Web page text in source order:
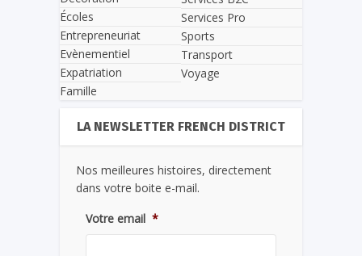
Écoles
Entrepreneuriat
Evènementiel
Expatriation
Famille
Services Pro
Sports
Transport
Voyage
LA NEWSLETTER FRENCH DISTRICT
Nos meilleures histoires, directement
dans votre boite e-mail.
Votre email *